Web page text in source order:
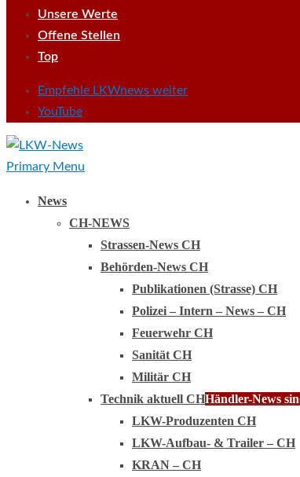
Unsere Werte
Offene Stellen
Top
Empfehle LKWnews weiter
YouTube
Primary Menu
News
CH-NEWS
Strassen-News CH
Behörden-News CH
Publikationen (Strasse) CH
Polizei – Intern – News – CH
Feuerwehr CH
Sanität CH
Militär CH
Technik aktuell CHHändler-News
LKW-Produzenten CH
LKW-Aufbau- & Trailer – CH
KRAN – CH